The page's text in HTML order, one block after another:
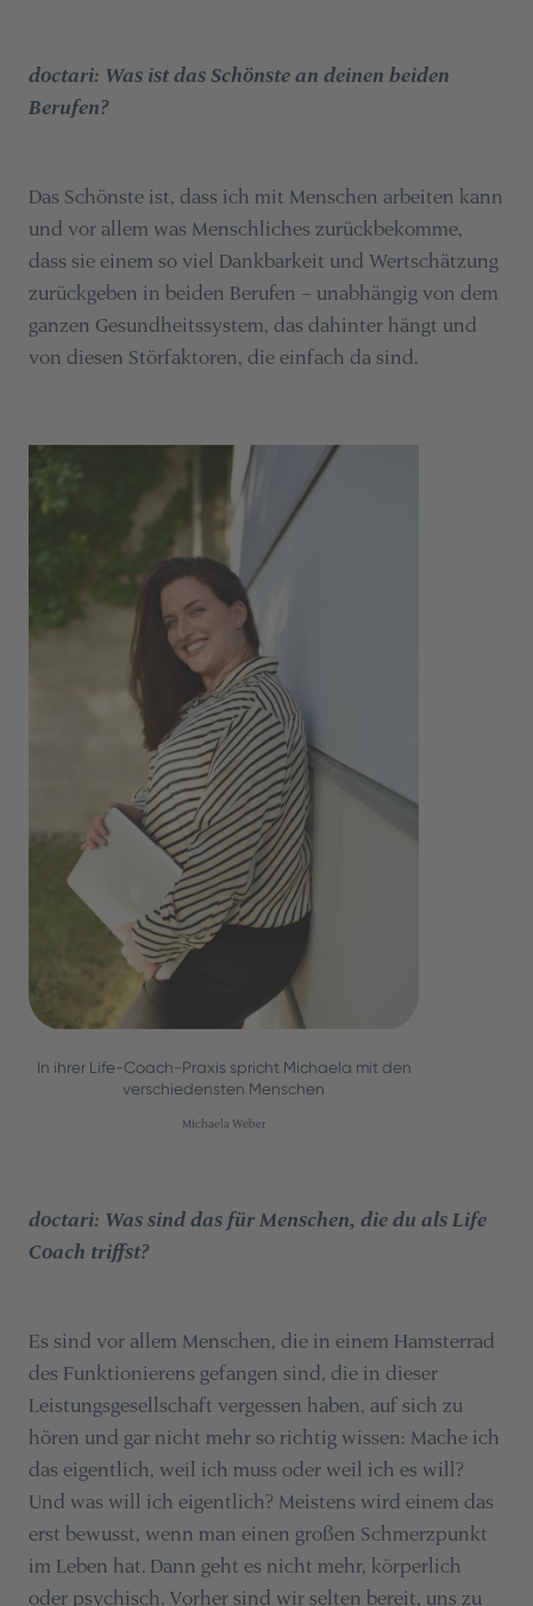
doctari: Was ist das Schönste an deinen beiden
Berufen?
Das Schönste ist, dass ich mit Menschen arbeiten kann
und vor allem was Menschliches zurückbekomme,
dass sie einem so viel Dankbarkeit und Wertschätzung
zurückgeben in beiden Berufen – unabhängig von dem
ganzen Gesundheitssystem, das dahinter hängt und
von diesen Störfaktoren, die einfach da sind.
In ihrer Life-Coach-Praxis spricht Michaela mit den
verschiedensten Menschen
Michaela Weber
doctari: Was sind das für Menschen, die du als Life
Coach triffst?
Es sind vor allem Menschen, die in einem Hamsterrad
des Funktionierens gefangen sind, die in dieser
Leistungsgesellschaft vergessen haben, auf sich zu
hören und gar nicht mehr so richtig wissen: Mache ich
das eigentlich, weil ich muss oder weil ich es will?
Und was will ich eigentlich? Meistens wird einem das
erst bewusst, wenn man einen großen Schmerzpunkt
im Leben hat. Dann geht es nicht mehr, körperlich
oder psychisch. Vorher sind wir selten bereit, uns zu